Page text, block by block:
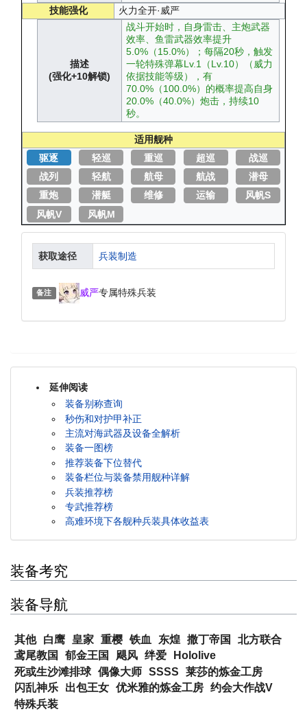
技能强化
火力全开·威严
描述
(强化+10解锁)
战斗开始时，自身雷击、主炮武器
效率、鱼雷武器效率提升
5.0%（15.0%）；每隔20秒，触发
一轮特殊弹幕Lv.1（Lv.10）（威力
依据技能等级），有
70.0%（100.0%）的概率提高自身
20.0%（40.0%）炮击，持续10
秒。
适用舰种
驱逐
轻巡 重巡 超巡
战巡
战列
轻航 航母 航战
潜母
重炮
潜艇 维修 运输
风帆S
风帆V
风帆M
获取途径 兵装制造
备注 威严专属特殊兵装
延伸阅读
装备别称查询
秒伤和对护甲补正
主流对海武器及设备全解析
装备一图榜
推荐装备下位替代
装备栏位与装备禁用舰种详解
兵装推荐榜
专武推荐榜
高难环境下各舰种兵装具体收益表
装备考究
装备导航
其他 白鹰 皇家 重樱 铁血 东煌 撒丁帝国
北方联合
鸢尾教国
郁金王国 飓风 绊爱
Hololive
死或生沙滩排球 偶像大师 SSSS
莱莎的炼金工房
闪乱神乐
出包王女 优米雅的炼金工房 约会大作战V
特殊兵装